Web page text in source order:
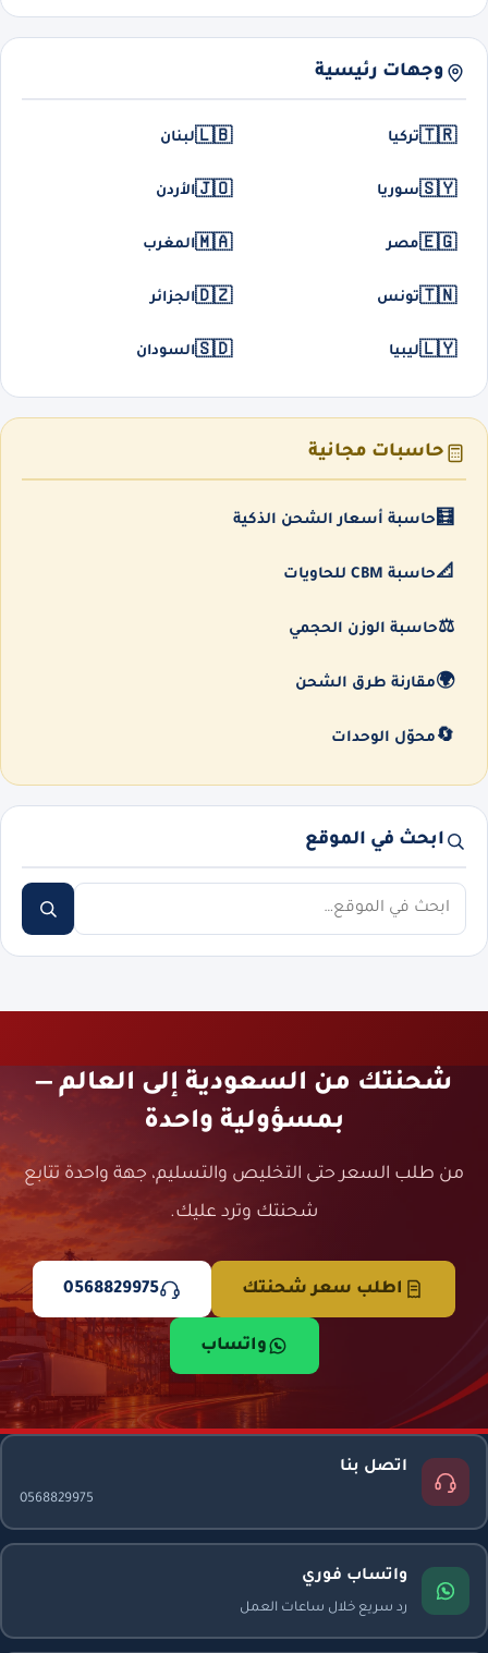
وجهات رئيسية
🇹🇷تركيا 🇱🇧لبنان
🇸🇾سوريا 🇯🇴الأردن
🇪🇬مصر 🇲🇦المغرب
🇹🇳تونس 🇩🇿الجزائر
🇱🇾ليبيا 🇸🇩السودان
حاسبات مجانية
🧮حاسبة أسعار الشحن الذكية
📐حاسبة CBM للحاويات
⚖️حاسبة الوزن الحجمي
🌍مقارنة طرق الشحن
🔄 محوّل الوحدات
ابحث في الموقع
ابحث
شحنتك من السعودية إلى العالم —
بمسؤولية واحدة
من طلب السعر حتى التخليص والتسليم، جهة واحدة تتابع
شحنتك وترد عليك.
اطلب سعر شحنتك 0568829975
واتساب
اتصل بنا
0568829975
واتساب فوري
رد سريع خلال ساعات العمل